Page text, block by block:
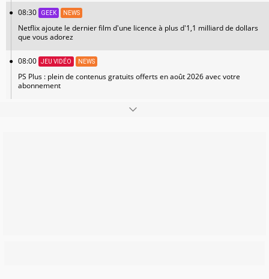
08:30 GEEK NEWS
Netflix ajoute le dernier film d'une licence à plus d'1,1 milliard de dollars
que vous adorez
08:00 JEU VIDÉO NEWS
PS Plus : plein de contenus gratuits offerts en août 2026 avec votre
abonnement